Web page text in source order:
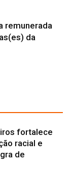
remunerada
da
fortalece
racial e
de